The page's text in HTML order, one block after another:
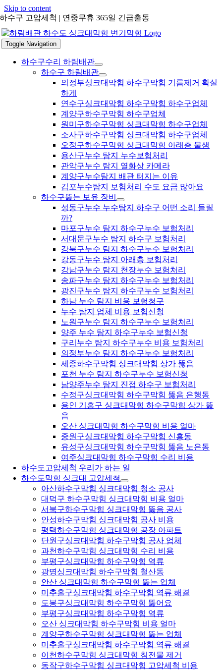
Skip to content
하수구 고압세척 | 연중무휴 365일 긴급출동
Toggle Navigation
하수구수리 하림배관
하수구 하림배관
의정부싱크대막힘 하수구막힘 기름제거 확실
하게
연수구싱크대막힘 하수구막힘 하수구업체
계양구하수구막힘 하수구업체
원미구하수구막힘 싱크대막힘 하수구업체
소사구하수구막힘 싱크대막힘 하수구업체
오정구하수구막힘 싱크대막힘 아래층 물샘
용산구누수 탐지 누수보험처리
관악구누수 탐지 열화상 카메라
계양구누수탐지 배관 터지는 이유
김포누수탐지 보험처리 수도 요금 많아요
하수구뚫는 보유 장비
성동구누수 누수탐지 하수구 어떤 소리 들릴
까?
마포구누수 탐지 하수구누수 보험처리
서대문구누수 탐지 하수구 보험처리
강북구누수 탐지 하수구누수 보험처리
강동구누수 탐지 아래층 보험처리
강남구누수 탐지 천장누수 보험처리
송파구누수 탐지 하수구누수 보험처리
광진구누수 탐지 하수구누수 보험처리
하남 누수 탐지 비용 보험청구
누수 탐지 업체 비용 보험신청
노원구누수 탐지 하수구누수 보험처리
양주 누수 탐지 하수구누수 보험신청
구리누수 탐지 하수구누수 비용 보험처리
의정부누수 탐지 하수구누수 보험처리
세종하수구막힘 싱크대막힘 상가 뚫음
포천 누수 탐지 하수구누수 보험신청
남양주누수 탐지 진접 하수구 보험처리
수정구싱크대막힘 하수구막힘 뚫음 은행동
용인 기흥구 싱크대막힘 하수구막힘 상가 뚫
음
오산 싱크대막힘 하수구막힘 비용 얼마
중원구싱크대막힘 하수구막힘 신흥동
유성구싱크대막힘 하수구막힘 뚫음 노은동
여주싱크대막힘 하수구막힘 수리 비용
하수도고압세척 우리가 하는 일
하수도막힘 싱크대 고압세척
아산하수구막힘 싱크대막힘 청소 공사
대덕구 하수구막힘 싱크대막힘 비용 얼마
서북구하수구막힘 싱크대막힘 뚫음 공사
안성하수구막힘 싱크대막힘 공사 비용
평택하수구막힘 싱크대막힘 공장 아파트
단원구싱크대막힘 하수구막힘 공사 업체
과천하수구막힘 싱크대막힘 수리 비용
부평구싱크대막힘 하수구막힘 역류
광명싱크대막힘 하수구막힘 철산동
안산 싱크대막힘 하수구막힘 뚫는 업체
미추홀구싱크대막힘 하수구막힘 역류 해결
도봉구싱크대막힘 하수구막힘 뚫어요
부평구싱크대막힘 하수구막힘 역류
오산 싱크대막힘 하수구막힘 비용 얼마
계양구하수구막힘 싱크대막힘 뚫는 업체
미추홀구싱크대막힘 하수구막힘 역류 해결
이천하수구막힘 싱크대막힘 침전물 제거
동작구하수구막힘 싱크대막힘 고압세척 비용